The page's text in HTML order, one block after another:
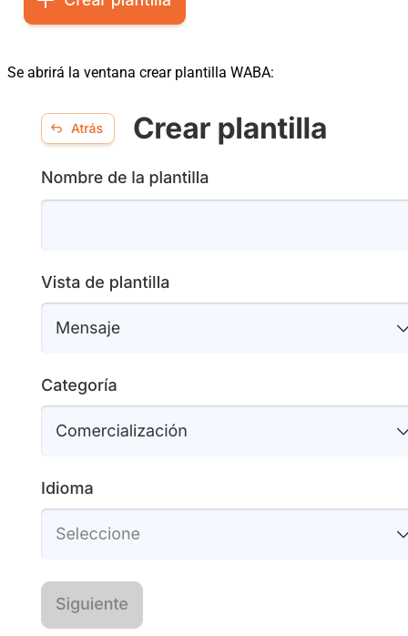
Se abrirá la ventana crear plantilla WABA: